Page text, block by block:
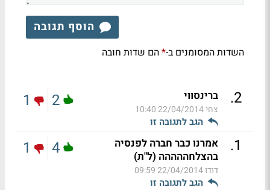
הוסף תגובה
השדות המסומנים ב-*הם שדות חובה
2
. ברינסווי
צחי22/04/2014 10:40
הגב לתגובה זו
2
1
1
.
אמרנו כבר חברה לפנסיה
בהצלחההההה (ל"ת)
דודו22/04/2014 09:59
הגב לתגובה זו
4
1